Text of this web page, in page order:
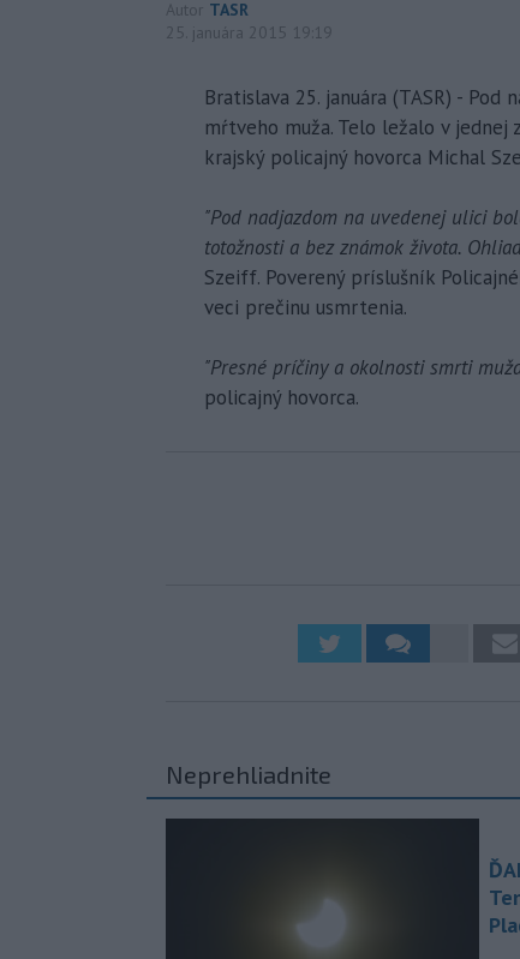
Autor TASR
25. januára 2015 19:19
Bratislava 25. januára (TASR) -
mŕtveho muža. Telo ležalo v
krajský policajný hovorca Michal
"Pod nadjazdom na uvedenej ulici
totožnosti a bez známok života.
Szeiff. Poverený príslušník
veci prečinu usmrtenia.
"Presné príčiny a okolnosti smrti
policajný hovorca.
Neprehliadnite